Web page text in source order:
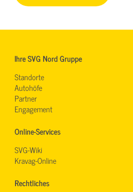
Ihre SVG Nord Gruppe
Standorte
Autohöfe
Partner
Engagement
Online-Services
SVG-Wiki
Kravag-Online
Rechtliches